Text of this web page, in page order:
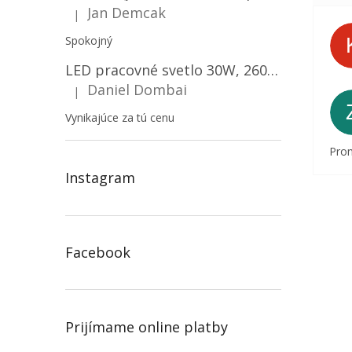
Hodnotenie produktu je 5 z 5 hviezdičiek.
| Jan Demcak
Spokojný
LED pracovné svetlo 30W, 2600LM, 12V/24V, IP67/2-PACK! [LB0087]
Hodnotenie produktu je 5 z 5 hviezdičiek.
| Daniel Dombai
Vynikajúce za tú cenu
Instagram
Facebook
Prijímame online platby